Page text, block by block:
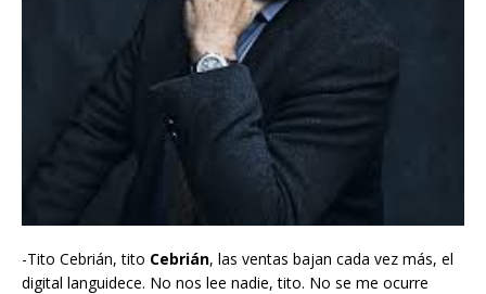
-Tito Cebrián, tito Cebrián, las ventas bajan cada vez más, el
digital languidece. No nos lee nadie, tito. No se me ocurre